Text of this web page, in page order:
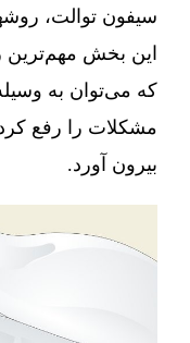
سیفون توالت،
این بخش
که می‌توان به
مشکلات را رفع کرد
بیرون آورد.